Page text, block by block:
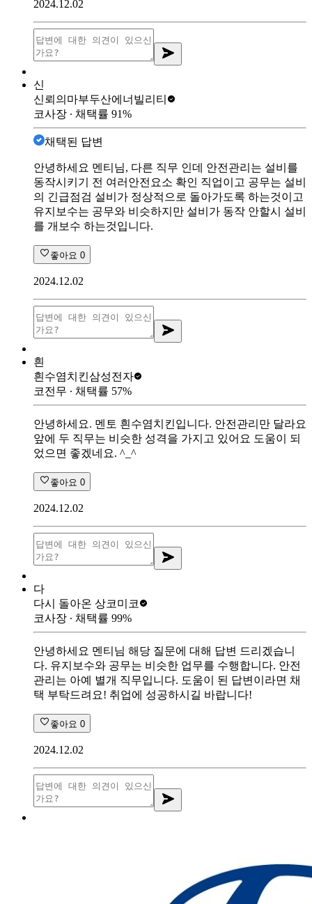
2024.12.02
신
신뢰의마부두산에너빌리티
코사장 ∙ 채택률 91%
채택된 답변
안녕하세요 멘티님, 다른 직무 인데 안전관리는 설비를
동작시키기 전 여러안전요소 확인 직업이고 공무는 설비
의 긴급점검 설비가 정상적으로 돌아가도록 하는것이고
유지보수는 공무와 비슷하지만 설비가 동작 안할시 설비
를 개보수 하는것입니다.
좋아요 0
2024.12.02
흰
흰수염치킨삼성전자
코전무 ∙ 채택률 57%
안녕하세요. 멘토 흰수염치킨입니다. 안전관리만 달라요
앞에 두 직무는 비슷한 성격을 가지고 있어요 도움이 되
었으면 좋겠네요. ^_^
좋아요 0
2024.12.02
다
다시 돌아온 상코미코
코사장 ∙ 채택률 99%
안녕하세요 멘티님 해당 질문에 대해 답변 드리겠습니
다. 유지보수와 공무는 비슷한 업무를 수행합니다. 안전
관리는 아예 별개 직무입니다. 도움이 된 답변이라면 채
택 부탁드려요! 취업에 성공하시길 바랍니다!
좋아요 0
2024.12.02